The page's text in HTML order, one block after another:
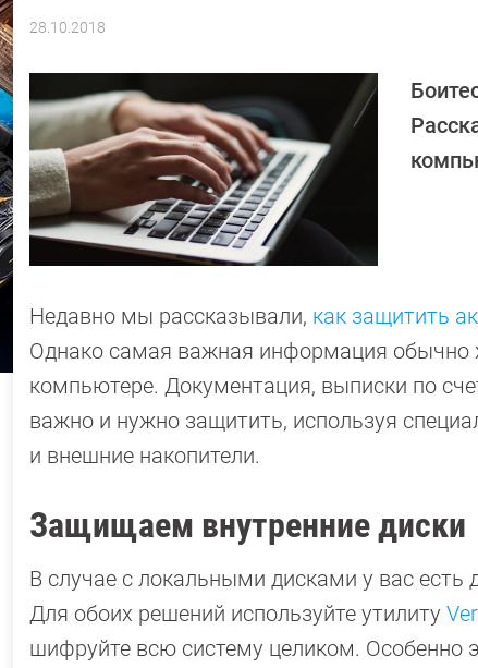
28.10.2018
Недавно мы рассказывали, как защитить
Однако самая важная информация обычно
компьютере. Документация, выписки по
важно и нужно защитить, используя
и внешние накопители.
Защищаем внутренние диски
В случае с локальными дисками у вас
Для обоих решений используйте утилиту
шифруйте всю систему целиком. Особенно